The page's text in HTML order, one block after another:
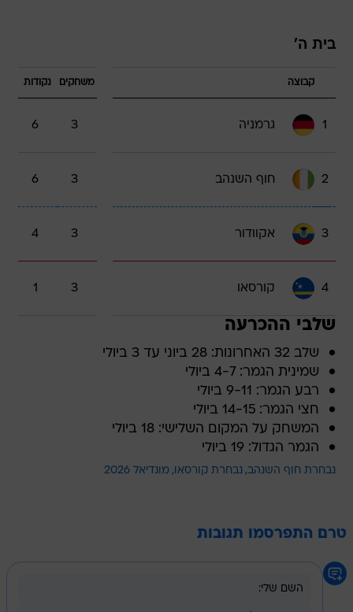
בית ה'
קבוצה משחקים נקודות
1 גרמניה 3
6
2 חוף השנהב 3
6
3 אקוודור 3
4
4 קורסאו 3
1
שלבי ההכרעה
שלב 32 האחרונות: 28 ביוני עד 3 ביולי
שמינית הגמר: 4-7 ביולי
רבע הגמר: 9-11 ביולי
חצי הגמר: 14-15 ביולי
המשחק על המקום השלישי: 18 ביולי
הגמר הגדול: 19 ביולי
נבחרת חוף השנהב נבחרת קורסאו מונדיאל 2026
טרם התפרסמו תגובות